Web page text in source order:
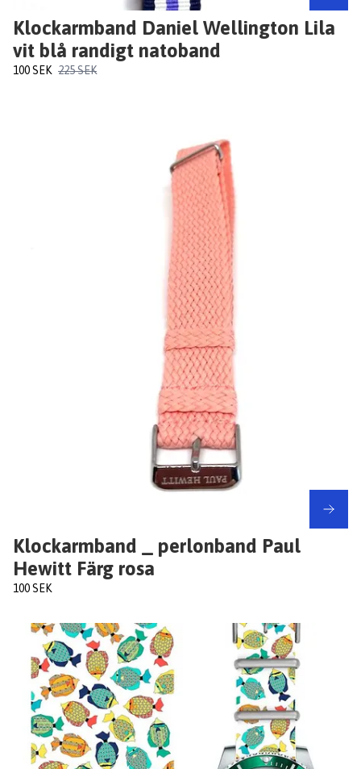
Klockarmband Daniel Wellington Lila
vit blå randigt natoband
100 SEK 225 SEK
Klockarmband _ perlonband Paul
Hewitt Färg rosa
100 SEK